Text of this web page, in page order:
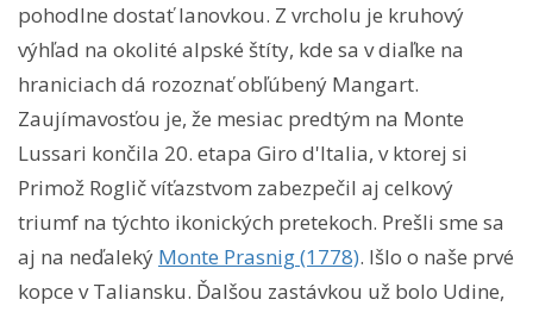
pohodlne dostať lanovkou. Z vrcholu je kruhový
výhľad na okolité alpské štíty, kde sa v diaľke na
hraniciach dá rozoznať obľúbený Mangart.
Zaujímavosťou je, že mesiac predtým na Monte
Lussari končila 20. etapa Giro d'Italia, v ktorej si
Primož Roglič víťazstvom zabezpečil aj celkový
triumf na týchto ikonických pretekoch. Prešli sme sa
aj na neďaleký Monte Prasnig (1778). Išlo o naše prvé
kopce v Taliansku. Ďalšou zastávkou už bolo Udine,